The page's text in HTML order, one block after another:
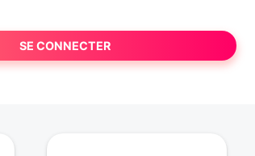
SE CONNECTER